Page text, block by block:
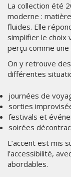
La collection été
moderne :
fluides. Elle
simplifier le choix
perçu comme
On y retrouve
différentes
journées de
sorties
festivals et
soirées
L’accent est mis
l’accessibilité,
abordables.